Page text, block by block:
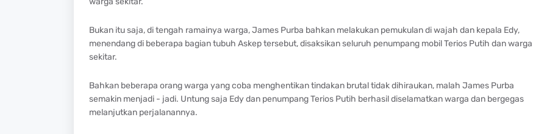
Bukan itu saja, di tengah ramainya warga, James Purba bahkan melakukan pemukulan di wajah dan kepala Edy,
menendang di beberapa bagian tubuh Askep tersebut, disaksikan seluruh penumpang mobil Terios Putih dan warga
sekitar.
Bahkan beberapa orang warga yang coba menghentikan tindakan brutal tidak dihiraukan, malah James Purba
semakin menjadi - jadi. Untung saja Edy dan penumpang Terios Putih berhasil diselamatkan warga dan bergegas
melanjutkan perjalanannya.